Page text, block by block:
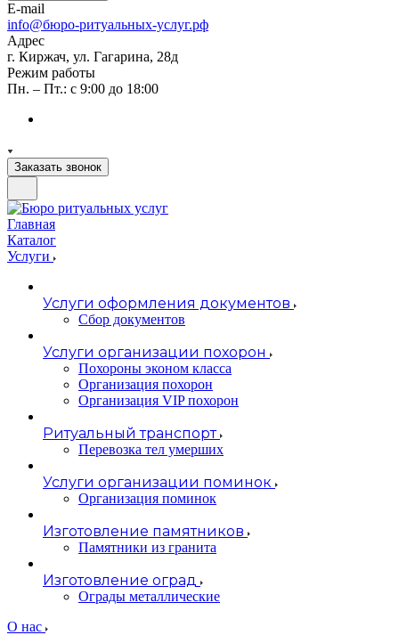
E-mail
info@бюро-ритуальных-услуг.рф
Адрес
г. Киржач, ул. Гагарина, 28д
Режим работы
Пн. – Пт.: с 9:00 до 18:00
Заказать звонок
Главная
Каталог
Услуги
Услуги оформления документов
Сбор документов
Услуги организации похорон
Похороны эконом класса
Организация похорон
Организация VIP похорон
Ритуальный транспорт
Перевозка тел умерших
Услуги организации поминок
Организация поминок
Изготовление памятников
Памятники из гранита
Изготовление оград
Ограды металлические
О нас